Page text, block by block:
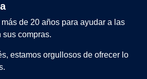
de 20 años para ayudar a las
compras.
estamos orgullosos de ofrecer lo